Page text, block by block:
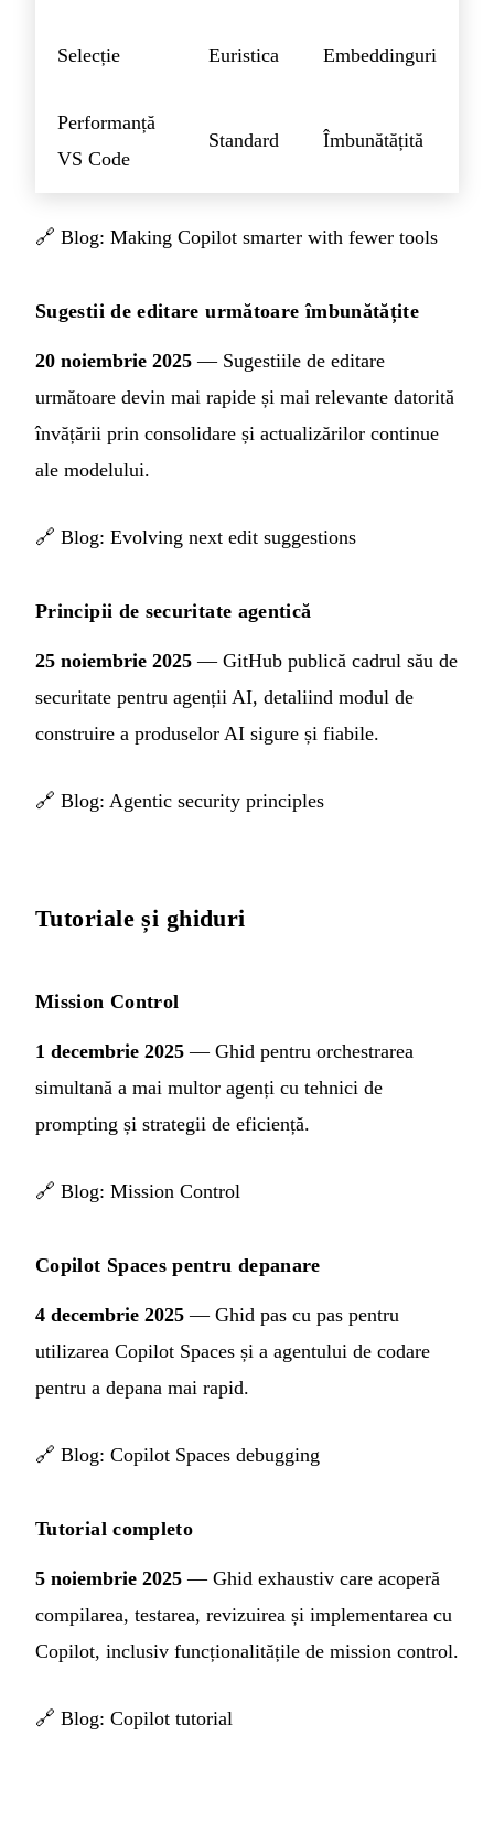
Selecție Euristica Embeddinguri
Performanță
VS Code
Standard Îmbunătățită
🔗 Blog: Making Copilot smarter with fewer tools
Sugestii de editare următoare îmbunătățite
20 noiembrie 2025 — Sugestiile de editare
următoare devin mai rapide și mai relevante datorită
învățării prin consolidare și actualizărilor continue
ale modelului.
🔗 Blog: Evolving next edit suggestions
Principii de securitate agentică
25 noiembrie 2025 — GitHub publică cadrul său de
securitate pentru agenții AI, detaliind modul de
construire a produselor AI sigure și fiabile.
🔗 Blog: Agentic security principles
Tutoriale și ghiduri
Mission Control
1 decembrie 2025 — Ghid pentru orchestrarea
simultană a mai multor agenți cu tehnici de
prompting și strategii de eficiență.
🔗 Blog: Mission Control
Copilot Spaces pentru depanare
4 decembrie 2025 — Ghid pas cu pas pentru
utilizarea Copilot Spaces și a agentului de codare
pentru a depana mai rapid.
🔗 Blog: Copilot Spaces debugging
Tutorial completo
5 noiembrie 2025 — Ghid exhaustiv care acoperă
compilarea, testarea, revizuirea și implementarea cu
Copilot, inclusiv funcționalitățile de mission control.
🔗 Blog: Copilot tutorial